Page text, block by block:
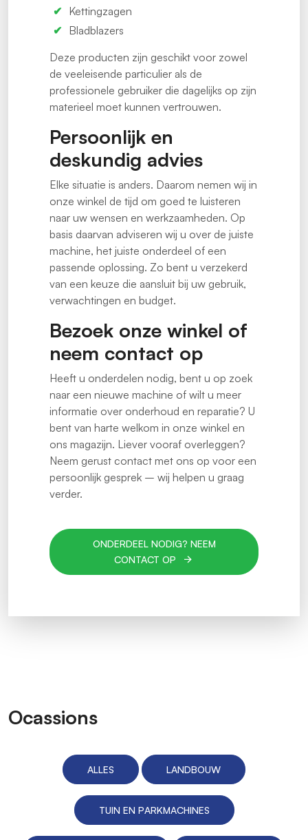
Kettingzagen
Bladblazers
Deze producten zijn geschikt voor zowel
de veeleisende particulier als de
professionele gebruiker die dagelijks op zijn
materieel moet kunnen vertrouwen.
Persoonlijk en
deskundig advies
Elke situatie is anders. Daarom nemen wij in
onze winkel de tijd om goed te luisteren
naar uw wensen en werkzaamheden. Op
basis daarvan adviseren wij u over de juiste
machine, het juiste onderdeel of een
passende oplossing. Zo bent u verzekerd
van een keuze die aansluit bij uw gebruik,
verwachtingen en budget.
Bezoek onze winkel of
neem contact op
Heeft u onderdelen nodig, bent u op zoek
naar een nieuwe machine of wilt u meer
informatie over onderhoud en reparatie? U
bent van harte welkom in onze winkel en
ons magazijn. Liever vooraf overleggen?
Neem gerust contact met ons op voor een
persoonlijk gesprek – wij helpen u graag
verder.
ONDERDEEL NODIG? NEEM
CONTACT OP
Ocassions
ALLES LANDBOUW
TUIN EN PARKMACHINES